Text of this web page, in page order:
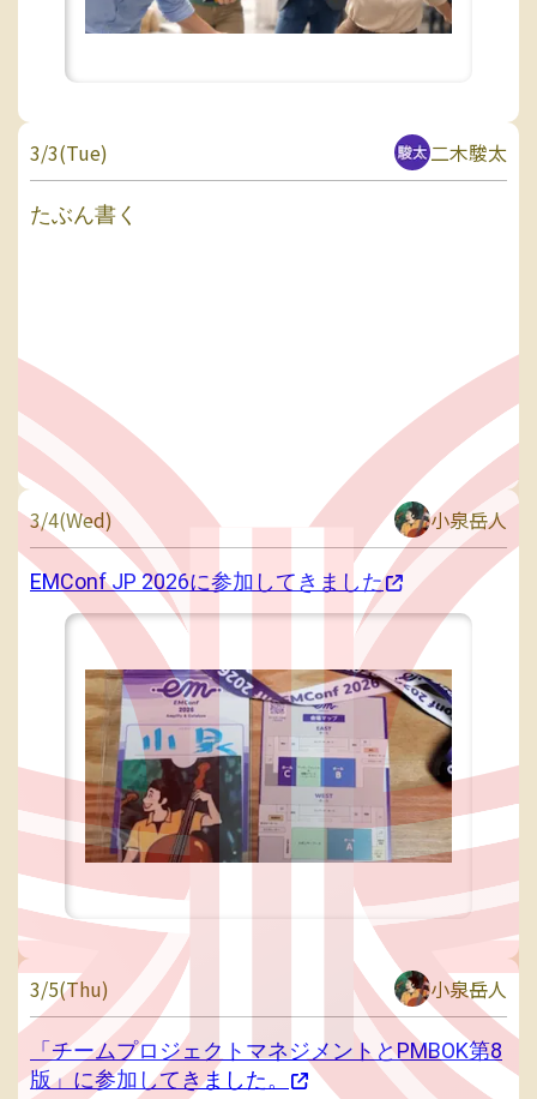
3/3(Tue) 二木駿太
たぶん書く
3/4(Wed) 小泉岳人
EMConf JP 2026に参加してきました
3/5(Thu) 小泉岳人
「チームプロジェクトマネジメントとPMBOK第8
版」に参加してきました。